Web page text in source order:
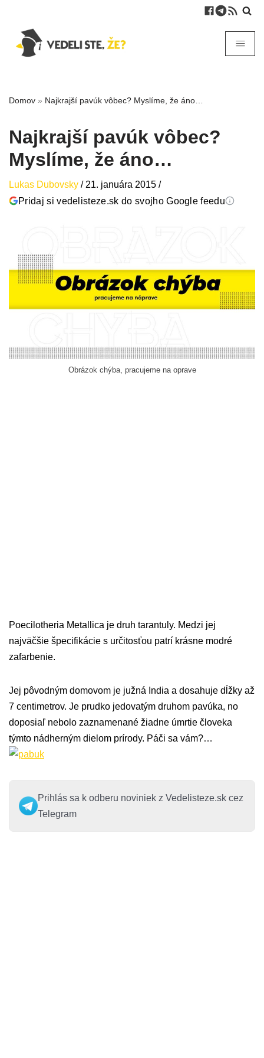
Domov » Najkrajší pavúk vôbec? Myslíme, že áno…
Najkrajší pavúk vôbec?
Myslíme, že áno…
Lukas Dubovsky / 21. januára 2015 /
Pridaj si vedelisteze.sk do svojho Google feedu
Obrázok chýba, pracujeme na oprave
Poecilotheria Metallica je druh tarantuly. Medzi jej
najväčšie špecifikácie s určitosťou patrí krásne modré
zafarbenie.
Jej pôvodným domovom je južná India a dosahuje dĺžky až
7 centimetrov. Je prudko jedovatým druhom pavúka, no
doposiaľ nebolo zaznamenané žiadne úmrtie človeka
týmto nádherným dielom prírody. Páči sa vám?…
Prihlás sa k odberu noviniek z Vedelisteze.sk cez
Telegram